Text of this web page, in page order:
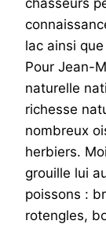
chasseurs
lac ainsi
Pour Jean-
naturelle
richesse
nombreux
herbiers.
grouille lui
poissons :
rotengles,